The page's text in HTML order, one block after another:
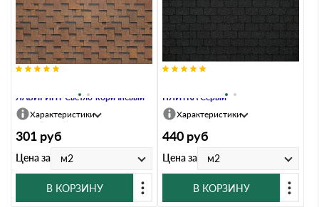
ЛАБИРИНТ Светло-коричневый
Характеристики
301 руб
Цена за м2
В КОРЗИНУ
ПЛИТКА Серый
Характеристики
440 руб
Цена за м2
В КОРЗИНУ